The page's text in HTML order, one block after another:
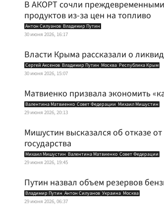
В АКОРТ сочли
продуктов из-за цен на топливо
Антон Силуанов Владимир Путин
30 июня 2026, 16:17
Власти Крыма рассказали о
Сергей Аксенов Владимир Путин Москва Республика Крым
30 июня 2026, 15:07
Матвиенко призвала экономить
Валентина Матвиенко Совет Федерации Михаил Мишустин
29 июня 2026, 20:13
Мишустин высказался об отказе
государства
Михаил Мишустин Валентина Матвиенко Совет Федерации
29 июня 2026, 19:45
Путин назвал объем резервов
Владимир Путин Антон Силуанов Украина Москва
29 июня 2026, 06:37